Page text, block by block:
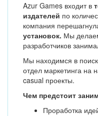
Azur Games входит в
издателей по
компания
установок. Мы
разработчиков
Мы находимся в
отдел маркетинга на
casual проекты.
Чем предстоит
Проработка